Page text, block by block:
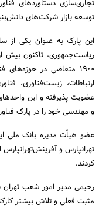
تجاری‌سازی دستاوردهای
توسعه بازار شرکت‌های
این پارک به عنوان یکی از
1900 متقاضی در
ارتباطات، زیست‌فناوری،
عضویت پذیرفته و این
و مهندسی خود را در پارک
عضو هیأت مدیره بانک ملی
تهرانپارس و
کردند.
رحیمی مدیر امور شعب تهران
مثبت فعلی و تلاش بیشتر